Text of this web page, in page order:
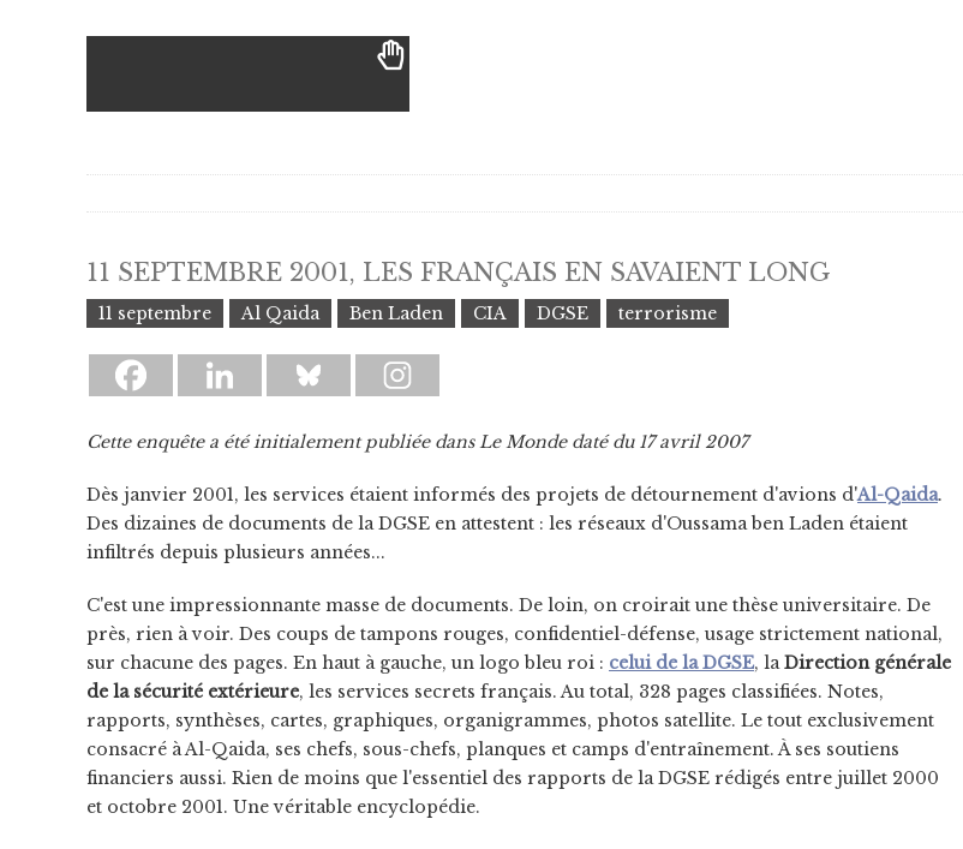
11 SEPTEMBRE 2001, LES FRANÇAIS EN SAVAIENT LONG
11 septembre Al Qaida Ben Laden CIA DGSE terrorisme
Cette enquête a été initialement publiée dans Le Monde daté du 17 avril 2007
Dès janvier 2001, les services étaient informés des projets de détournement d'avions d'Al-Qaida.
Des dizaines de documents de la DGSE en attestent : les réseaux d'Oussama ben Laden étaient
infiltrés depuis plusieurs années...
C'est une impressionnante masse de documents. De loin, on croirait une thèse universitaire. De
près, rien à voir. Des coups de tampons rouges, confidentiel-défense, usage strictement national,
sur chacune des pages. En haut à gauche, un logo bleu roi : celui de la DGSE, laDirection générale
de la sécurité extérieure, les services secrets français. Au total, 328 pages classifiées. Notes,
rapports, synthèses, cartes, graphiques, organigrammes, photos satellite. Le tout exclusivement
consacré à Al-Qaida, ses chefs, sous-chefs, planques et camps d'entraînement. À ses soutiens
financiers aussi. Rien de moins que l'essentiel des rapports de la DGSE rédigés entre juillet 2000
et octobre 2001. Une véritable encyclopédie.